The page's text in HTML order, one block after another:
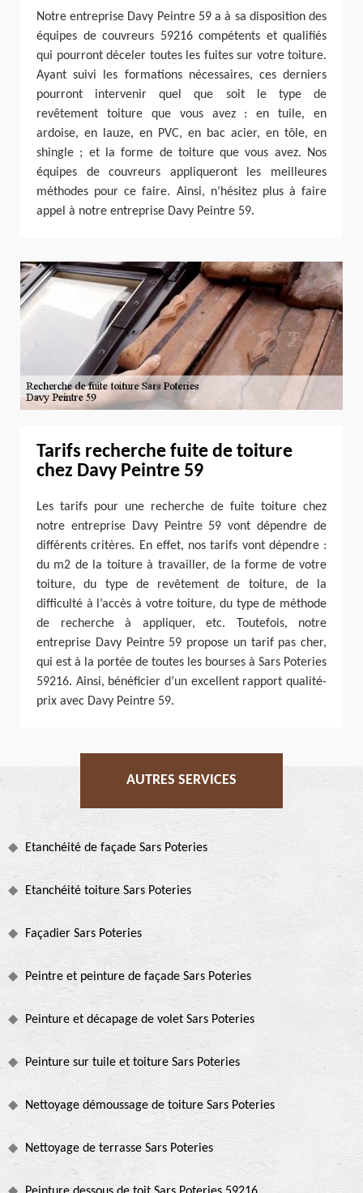
Notre entreprise Davy Peintre 59 a à sa disposition des
équipes de couvreurs 59216 compétents et qualifiés
qui pourront déceler toutes les fuites sur votre toiture.
Ayant suivi les formations nécessaires, ces derniers
pourront intervenir quel que soit le type de
revêtement toiture que vous avez : en tuile, en
ardoise, en lauze, en PVC, en bac acier, en tôle, en
shingle ; et la forme de toiture que vous avez. Nos
équipes de couvreurs appliqueront les meilleures
méthodes pour ce faire. Ainsi, n’hésitez plus à faire
appel à notre entreprise Davy Peintre 59.
Tarifs recherche fuite de toiture
chez Davy Peintre 59
Les tarifs pour une recherche de fuite toiture chez
notre entreprise Davy Peintre 59 vont dépendre de
différents critères. En effet, nos tarifs vont dépendre :
du m2 de la toiture à travailler, de la forme de votre
toiture, du type de revêtement de toiture, de la
difficulté à l’accès à votre toiture, du type de méthode
de recherche à appliquer, etc. Toutefois, notre
entreprise Davy Peintre 59 propose un tarif pas cher,
qui est à la portée de toutes les bourses à Sars Poteries
59216. Ainsi, bénéficier d’un excellent rapport qualité-
prix avec Davy Peintre 59.
AUTRES SERVICES
Etanchéité de façade Sars Poteries
Etanchéité toiture Sars Poteries
Façadier Sars Poteries
Peintre et peinture de façade Sars Poteries
Peinture et décapage de volet Sars Poteries
Peinture sur tuile et toiture Sars Poteries
Nettoyage démoussage de toiture Sars Poteries
Nettoyage de terrasse Sars Poteries